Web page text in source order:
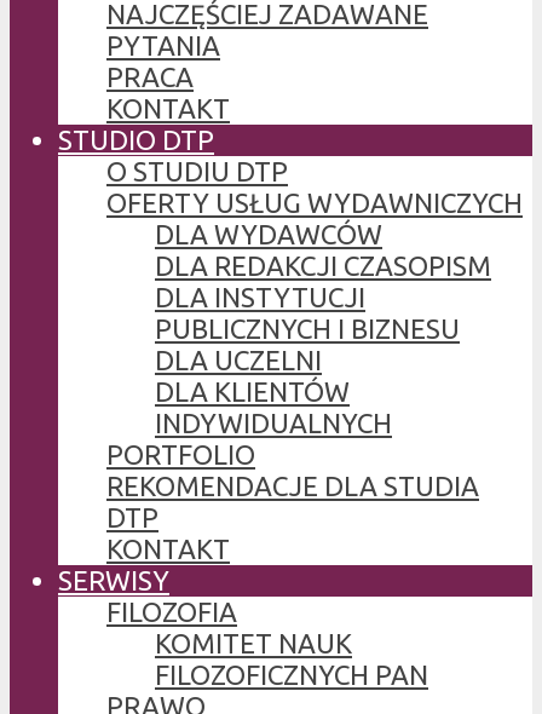
NAJCZĘŚCIEJ ZADAWANE
PYTANIA
PRACA
KONTAKT
STUDIO DTP
O STUDIU DTP
OFERTY USŁUG WYDAWNICZYCH
DLA WYDAWCÓW
DLA REDAKCJI CZASOPISM
DLA INSTYTUCJI
PUBLICZNYCH I BIZNESU
DLA UCZELNI
DLA KLIENTÓW
INDYWIDUALNYCH
PORTFOLIO
REKOMENDACJE DLA STUDIA
DTP
KONTAKT
SERWISY
FILOZOFIA
KOMITET NAUK
FILOZOFICZNYCH PAN
PRAWO